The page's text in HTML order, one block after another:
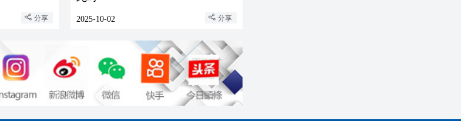
分享 2025-10-02 分享